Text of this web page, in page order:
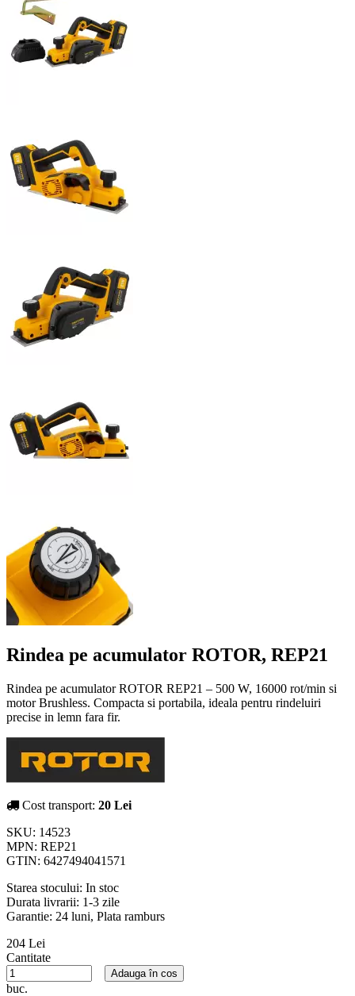
Rindea pe acumulator ROTOR, REP21
Rindea pe acumulator ROTOR REP21 – 500 W, 16000 rot/min si
motor Brushless. Compacta si portabila, ideala pentru rindeluiri
precise in lemn fara fir.
Cost transport: 20 Lei
SKU: 14523
MPN: REP21
GTIN: 6427494041571
Starea stocului: In stoc
Durata livrarii: 1-3 zile
Garantie: 24 luni, Plata ramburs
204 Lei
Cantitate
buc.
Adauga în cos